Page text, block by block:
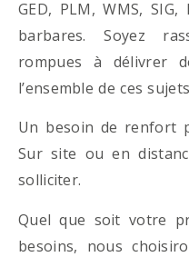
GED, PLM, WMS,
barbares. Soyez
rompues à délivrer
l’ensemble de ces
Un besoin de renfort
Sur site ou en
solliciter.
Quel que soit votre
besoins, nous